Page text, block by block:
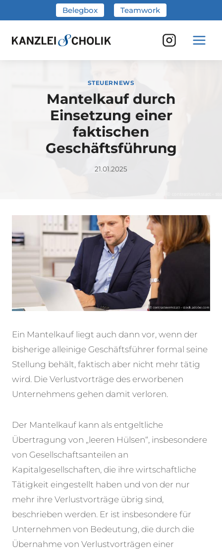
Inhalt
springen
Belegbox Teamwork
STEUERNEWS
Mantelkauf durch
Einsetzung einer
faktischen
Geschäftsführung
21.01.2025
Ein Mantelkauf liegt auch dann vor, wenn der
bisherige alleinige Geschäftsführer formal seine
Stellung behält, faktisch aber nicht mehr tätig
wird. Die Verlustvorträge des erworbenen
Unternehmens gehen damit verloren.
Der Mantelkauf kann als entgeltliche
Übertragung von „leeren Hülsen“, insbesondere
von Gesellschaftsanteilen an
Kapitalgesellschaften, die ihre wirtschaftliche
Tätigkeit eingestellt haben und von der nur
mehr ihre Verlustvorträge übrig sind,
beschrieben werden. Er ist insbesondere für
Unternehmen von Bedeutung, die durch die
Übernahme von Verlustvorträgen einer